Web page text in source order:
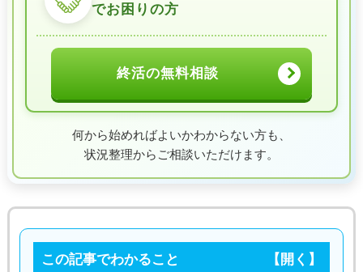
でお困りの方
終活の無料相談
何から始めればよいかわからない方も、
状況整理からご相談いただけます。
この記事でわかること